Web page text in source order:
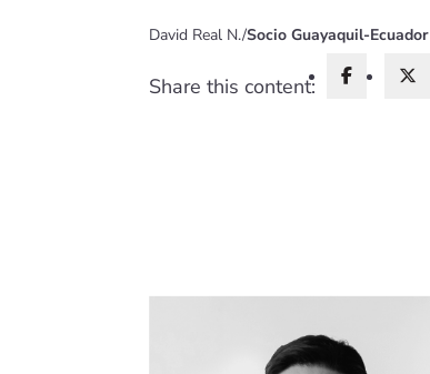
David Real N./Socio Guayaquil-Ecuador
Share this content: